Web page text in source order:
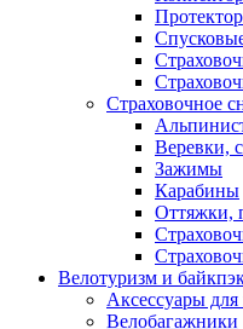
Страховочное
Веревки,
Зажимы
Карабины
Оттяжки,
Велотуризм и
Аксессуары для
Велобагажники